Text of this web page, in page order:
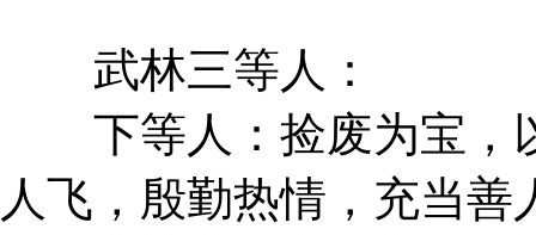
武林三等人：
下等人：捡废为宝，
人飞，殷勤热情，充当